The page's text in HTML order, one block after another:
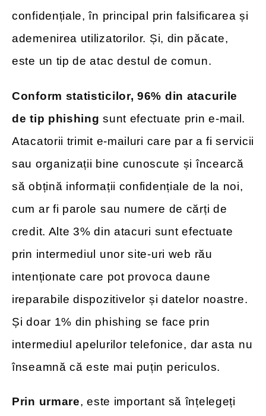
confidențiale, în principal prin falsificarea și
ademenirea utilizatorilor. Și, din păcate,
este un tip de atac destul de comun.
Conform statisticilor, 96% din atacurile
de tip phishing sunt efectuate prin e-mail.
Atacatorii trimit e-mailuri care par a fi servicii
sau organizații bine cunoscute și încearcă
să obțină informații confidențiale de la noi,
cum ar fi parole sau numere de cărți de
credit. Alte 3% din atacuri sunt efectuate
prin intermediul unor site-uri web rău
intenționate care pot provoca daune
ireparabile dispozitivelor și datelor noastre.
Și doar 1% din phishing se face prin
intermediul apelurilor telefonice, dar asta nu
înseamnă că este mai puțin periculos.
Prin urmare, este important să înțelegeți